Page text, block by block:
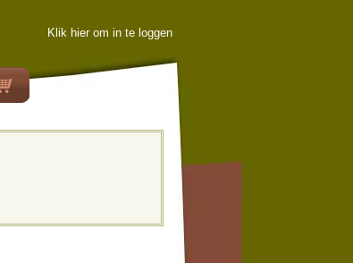
Klik hier om in te loggen